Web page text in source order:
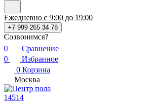
Ежедневно с 9:00 до 19:00
+7 999 265 34 78
Созвонимся?
0
Сравнение
0
Избранное
0 Корзина
Москва
14514